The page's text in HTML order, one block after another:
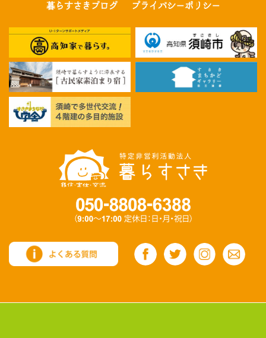
暮らすさきブログ プライバシーポリシー